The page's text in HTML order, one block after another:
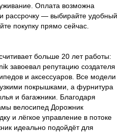
Оплата возможна
рассрочку — выбирайте удобный
покупку прямо сейчас.
больше 20 лет работы:
завоевал репутацию создателя
и аксессуаров. Все модели
покрышками, а фурнитура
и багажники. Благодаря
велосипед Дорожник
и лёгкое управление в потоке
идеально подойдёт для